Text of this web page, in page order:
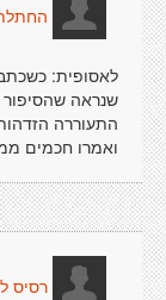
לאסופית:
שנראה שהסיפור
התעוררה הזדהות
ואמרו חכמים
רסיס